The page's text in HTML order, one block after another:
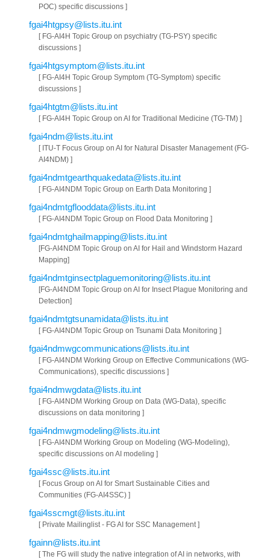
POC) specific discussions ]
fgai4htgpsy@lists.itu.int
[ FG-AI4H Topic Group on psychiatry (TG-PSY) specific
discussions ]
fgai4htgsymptom@lists.itu.int
[ FG-AI4H Topic Group Symptom (TG-Symptom) specific
discussions ]
fgai4htgtm@lists.itu.int
[ FG-AI4H Topic Group on AI for Traditional Medicine (TG-TM) ]
fgai4ndm@lists.itu.int
[ ITU-T Focus Group on AI for Natural Disaster Management (FG-
AI4NDM) ]
fgai4ndmtgearthquakedata@lists.itu.int
[ FG-AI4NDM Topic Group on Earth Data Monitoring ]
fgai4ndmtgflooddata@lists.itu.int
[ FG-AI4NDM Topic Group on Flood Data Monitoring ]
fgai4ndmtghailmapping@lists.itu.int
[FG-AI4NDM Topic Group on AI for Hail and Windstorm Hazard
Mapping]
fgai4ndmtginsectplaguemonitoring@lists.itu.int
[FG-AI4NDM Topic Group on AI for Insect Plague Monitoring and
Detection]
fgai4ndmtgtsunamidata@lists.itu.int
[ FG-AI4NDM Topic Group on Tsunami Data Monitoring ]
fgai4ndmwgcommunications@lists.itu.int
[ FG-AI4NDM Working Group on Effective Communications (WG-
Communications), specific discussions ]
fgai4ndmwgdata@lists.itu.int
[ FG-AI4NDM Working Group on Data (WG-Data), specific
discussions on data monitoring ]
fgai4ndmwgmodeling@lists.itu.int
[ FG-AI4NDM Working Group on Modeling (WG-Modeling),
specific discussions on AI modeling ]
fgai4ssc@lists.itu.int
[ Focus Group on AI for Smart Sustainable Cities and
Communities (FG-AI4SSC) ]
fgai4sscmgt@lists.itu.int
[ Private Mailinglist - FG AI for SSC Management ]
fgainn@lists.itu.int
[ The FG will study the native integration of AI in networks, with